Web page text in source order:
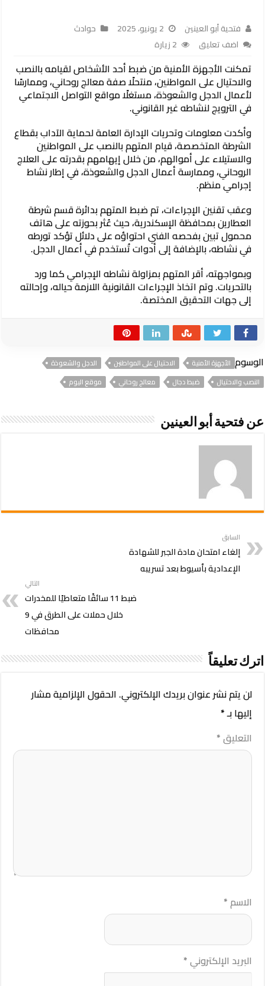
فتحية أبو العينين 2 يونيو، 2025
حوادث
اضف تعليق
2 زيارة
تمكنت الأجهزة الأمنية من ضبط أحد الأشخاص لقيامه بالنصب
والاحتيال على المواطنين، منتحلًا صفة معالج روحاني، وممارسًا
لأعمال الدجل والشعوذة، مستغلًا مواقع التواصل الاجتماعي
في الترويج لنشاطه غير القانوني.
وأكدت معلومات وتحريات الإدارة العامة لحماية الآداب بقطاع
الشرطة المتخصصة، قيام المتهم بالنصب على المواطنين
والاستيلاء على أموالهم، من خلال إيهامهم بقدرته على العلاج
الروحاني، وممارسة أعمال الدجل والشعوذة، في إطار نشاط
إجرامي منظم.
وعقب تقنين الإجراءات، تم ضبط المتهم بدائرة قسم شرطة
العطارين بمحافظة الإسكندرية، حيث عُثر بحوزته على هاتف
محمول تبين بفحصه الفني احتواؤه على دلائل تؤكد تورطه
في نشاطه، بالإضافة إلى أدوات تُستخدم في أعمال الدجل.
وبمواجهته، أقر المتهم بمزاولة نشاطه الإجرامي كما ورد
بالتحريات. وتم اتخاذ الإجراءات القانونية اللازمة حياله، وإحالته
إلى جهات التحقيق المختصة.
الوسوم الأجهزة الأمنية الاحتيال على المواطنين
الدجل والشعوذة
النصب والاحتيال
ضبط دجال معالج روحاني موقع اليوم
عن فتحية أبو العينين
السابق
إلغاء امتحان مادة الجبر للشهادة
الإعدادية بأسيوط بعد تسريبه
التالي
ضبط 11 سائقًا متعاطيًا للمخدرات
خلال حملات على الطرق في 9
محافظات
اترك تعليقاً
لن يتم نشر عنوان بريدك الإلكتروني. الحقول الإلزامية مشار
إليها بـ*
التعليق*
الاسم*
البريد الإلكتروني*